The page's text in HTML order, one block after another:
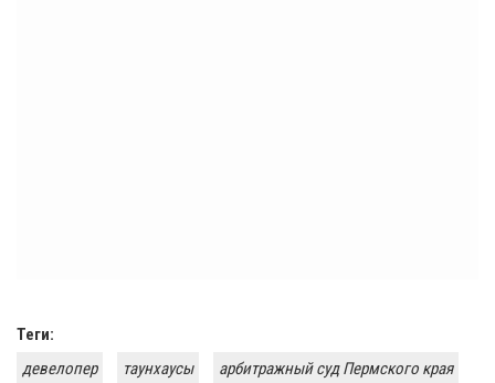
Теги:
девелопер
таунхаусы арбитражный суд Пермского края